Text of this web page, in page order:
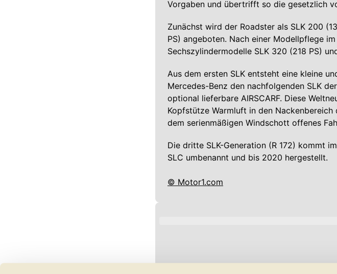
Vorgaben und übertrifft so die gesetzlich
Zunächst wird der Roadster als SLK 200
PS) angeboten. Nach einer Modellpflege
Sechszylindermodelle SLK 320 (218 PS)
Aus dem ersten SLK entsteht eine kleine
Mercedes-Benz den nachfolgenden SLK
optional lieferbare AIRSCARF. Diese
Kopfstütze Warmluft in den
dem serienmäßigen Windschott offenes
Die dritte SLK-Generation (R 172) kommt
SLC umbenannt und bis 2020 hergestellt.
© Motor1.com